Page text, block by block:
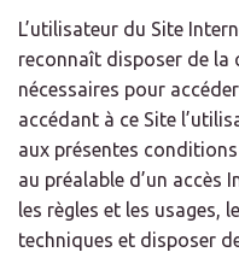
L’utilisateur du Site
reconnaît disposer de la
nécessaires pour
accédant à ce Site
aux présentes
au préalable d’un accès
les règles et les usages,
techniques et disposer